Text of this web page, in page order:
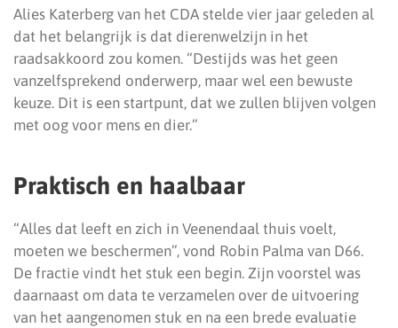
Alies Katerberg van het CDA stelde vier jaar geleden al
dat het belangrijk is dat dierenwelzijn in het
raadsakkoord zou komen. “Destijds was het geen
vanzelfsprekend onderwerp, maar wel een bewuste
keuze. Dit is een startpunt, dat we zullen blijven volgen
met oog voor mens en dier.”
Praktisch en haalbaar
“Alles dat leeft en zich in Veenendaal thuis voelt,
moeten we beschermen”, vond Robin Palma van D66.
De fractie vindt het stuk een begin. Zijn voorstel was
daarnaast om data te verzamelen over de uitvoering
van het aangenomen stuk en na een brede evaluatie